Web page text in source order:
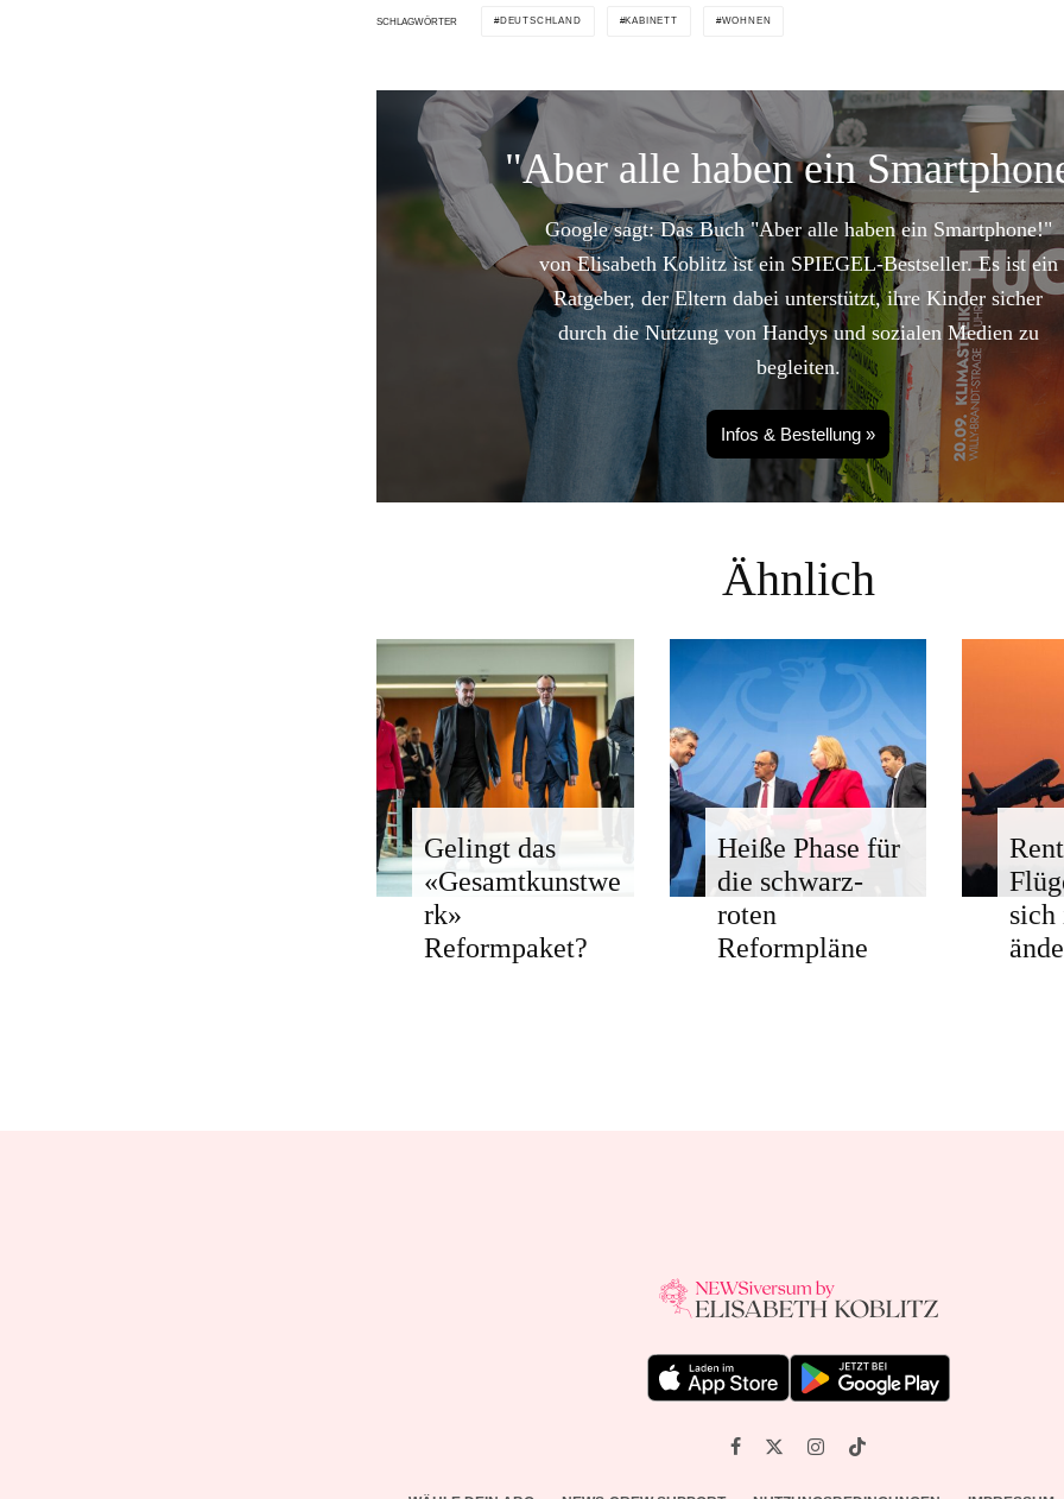
SCHLAGWÖRTER DEUTSCHLAND KABINETT WOHNEN
"Aber alle haben ein
Google sagt: Das Buch "Aber alle haben ein Smartphone!"
von Elisabeth Koblitz ist ein SPIEGEL-Bestseller. Es ist ein
Ratgeber, der Eltern dabei unterstützt, ihre Kinder sicher
durch die Nutzung von Handys und sozialen Medien zu
begleiten.
Infos & Bestellung »
Ähnlich
Gelingt das
«Gesamtkunstwe
rk»
Reformpaket?
Heiße Phase für
die schwarz-
roten
Reformpläne